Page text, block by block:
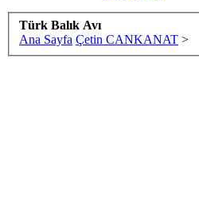
Türk Balık Avı
Ana Sayfa Çetin CANKANAT >